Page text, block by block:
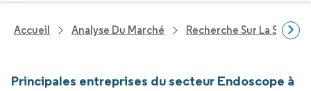
Accueil Analyse Du Marché Recherche Sur La Santé
Principales entreprises du secteur Endoscope à